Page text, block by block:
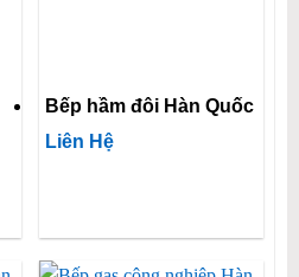
Bếp hầm đôi Hàn Quốc
Liên Hệ